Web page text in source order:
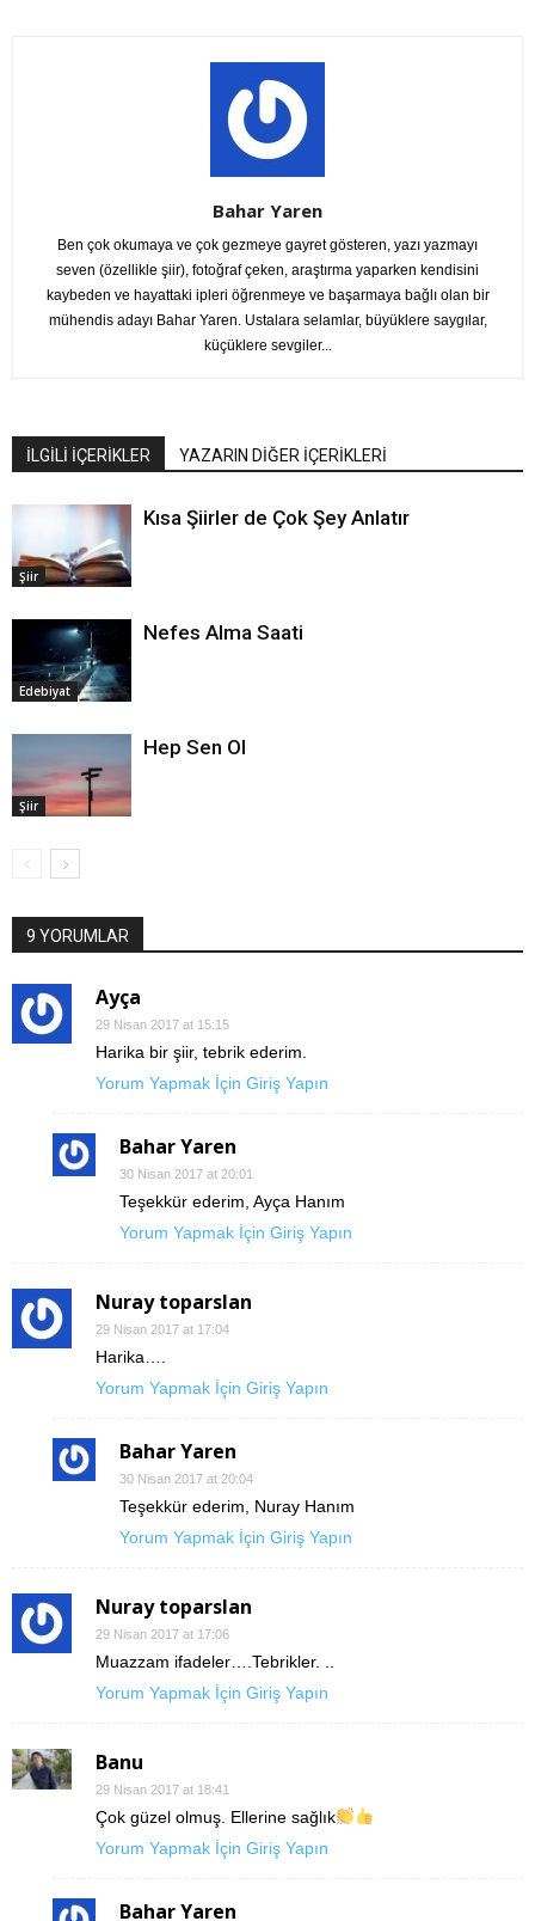
Bahar Yaren
Ben çok okumaya ve çok gezmeye gayret gösteren, yazı yazmayı
seven (özellikle şiir), fotoğraf çeken, araştırma yaparken kendisini
kaybeden ve hayattaki ipleri öğrenmeye ve başarmaya bağlı olan bir
mühendis adayı Bahar Yaren. Ustalara selamlar, büyüklere saygılar,
küçüklere sevgiler...
İLGİLİ İÇERİKLER YAZARIN DİĞER İÇERİKLERİ
Şiir
Kısa Şiirler de Çok Şey Anlatır
Edebiyat
Nefes Alma Saati
Şiir
Hep Sen Ol
9 YORUMLAR
Ayça
29 Nisan 2017 at 15:15
Harika bir şiir, tebrik ederim.
Yorum Yapmak İçin Giriş Yapın
Bahar Yaren
30 Nisan 2017 at 20:01
Teşekkür ederim, Ayça Hanım
Yorum Yapmak İçin Giriş Yapın
Nuray toparslan
29 Nisan 2017 at 17:04
Harika….
Yorum Yapmak İçin Giriş Yapın
Bahar Yaren
30 Nisan 2017 at 20:04
Teşekkür ederim, Nuray Hanım
Yorum Yapmak İçin Giriş Yapın
Nuray toparslan
29 Nisan 2017 at 17:06
Muazzam ifadeler….Tebrikler. ..
Yorum Yapmak İçin Giriş Yapın
Banu
29 Nisan 2017 at 18:41
Çok güzel olmuş. Ellerine sağlık
Yorum Yapmak İçin Giriş Yapın
Bahar Yaren